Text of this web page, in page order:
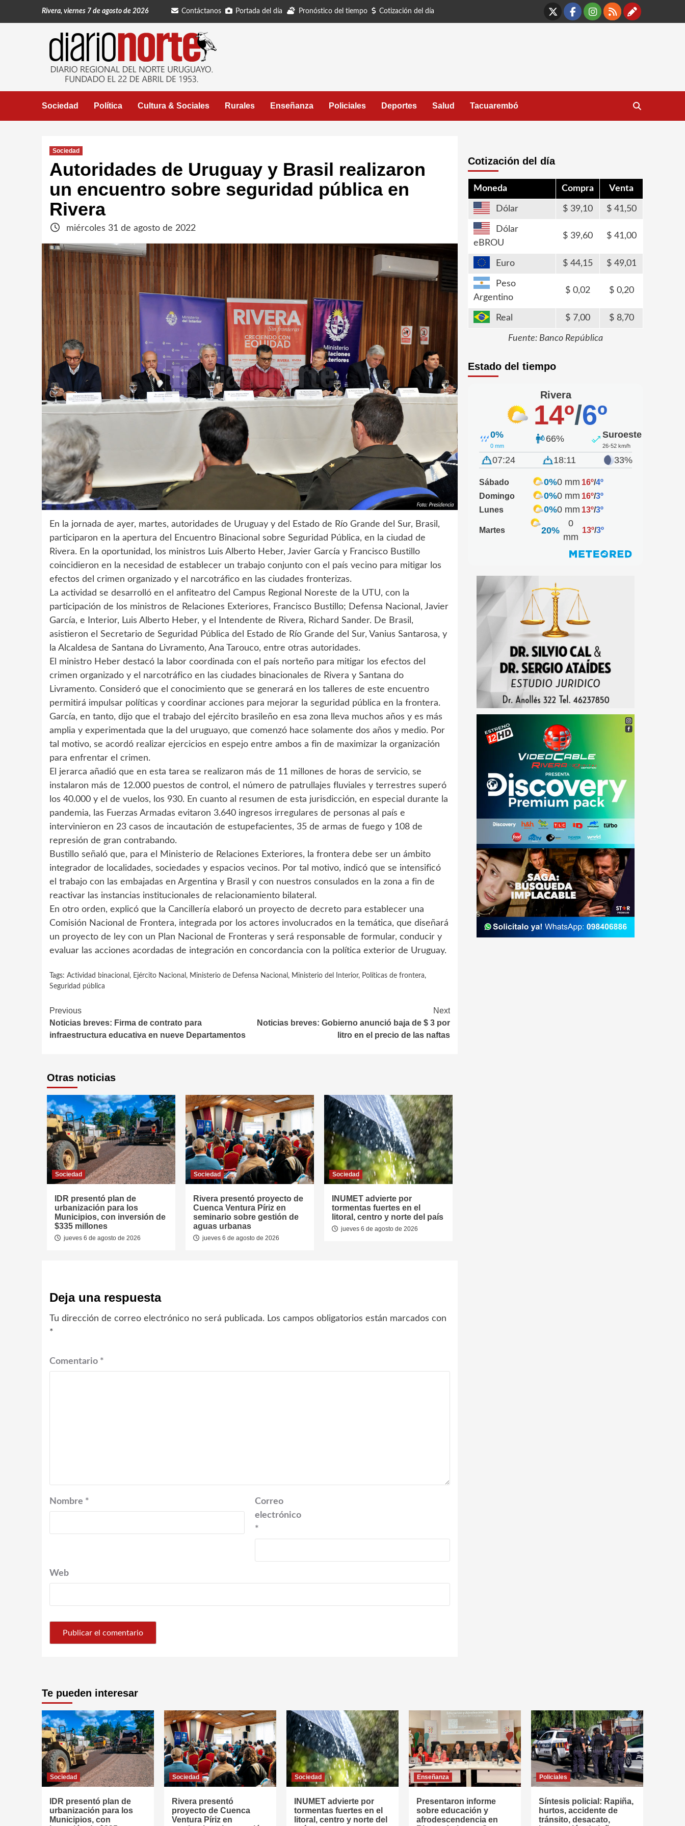
Rivera, viernes 7 de agosto de 2026 Contáctanos Portada del día Pronóstico del tiempo Cotización del día
X Facebook
Instagram
RSS
Sociedad Política Cultura & Sociales Rurales Enseñanza Policiales Deportes Salud Tacuarembó
Sociedad
Autoridades de Uruguay y Brasil realizaron
un encuentro sobre seguridad pública en
Rivera
miércoles 31 de agosto de 2022
En la jornada de ayer, martes, autoridades de Uruguay y del Estado de Río Grande del Sur, Brasil,
participaron en la apertura del Encuentro Binacional sobre Seguridad Pública, en la ciudad de
Rivera. En la oportunidad, los ministros Luis Alberto Heber, Javier García y Francisco Bustillo
coincidieron en la necesidad de establecer un trabajo conjunto con el país vecino para mitigar los
efectos del crimen organizado y el narcotráfico en las ciudades fronterizas.
La actividad se desarrolló en el anfiteatro del Campus Regional Noreste de la UTU, con la
participación de los ministros de Relaciones Exteriores, Francisco Bustillo; Defensa Nacional, Javier
García, e Interior, Luis Alberto Heber, y el Intendente de Rivera, Richard Sander. De Brasil,
asistieron el Secretario de Seguridad Pública del Estado de Río Grande del Sur, Vanius Santarosa, y
la Alcaldesa de Santana do Livramento, Ana Tarouco, entre otras autoridades.
El ministro Heber destacó la labor coordinada con el país norteño para mitigar los efectos del
crimen organizado y el narcotráfico en las ciudades binacionales de Rivera y Santana do
Livramento. Consideró que el conocimiento que se generará en los talleres de este encuentro
permitirá impulsar políticas y coordinar acciones para mejorar la seguridad pública en la frontera.
García, en tanto, dijo que el trabajo del ejército brasileño en esa zona lleva muchos años y es más
amplia y experimentada que la del uruguayo, que comenzó hace solamente dos años y medio. Por
tal motivo, se acordó realizar ejercicios en espejo entre ambos a fin de maximizar la organización
para enfrentar el crimen.
El jerarca añadió que en esta tarea se realizaron más de 11 millones de horas de servicio, se
instalaron más de 12.000 puestos de control, el número de patrullajes fluviales y terrestres superó
los 40.000 y el de vuelos, los 930. En cuanto al resumen de esta jurisdicción, en especial durante la
pandemia, las Fuerzas Armadas evitaron 3.640 ingresos irregulares de personas al país e
intervinieron en 23 casos de incautación de estupefacientes, 35 de armas de fuego y 108 de
represión de gran contrabando.
Bustillo señaló que, para el Ministerio de Relaciones Exteriores, la frontera debe ser un ámbito
integrador de localidades, sociedades y espacios vecinos. Por tal motivo, indicó que se intensificó
el trabajo con las embajadas en Argentina y Brasil y con nuestros consulados en la zona a fin de
reactivar las instancias institucionales de relacionamiento bilateral.
En otro orden, explicó que la Cancillería elaboró un proyecto de decreto para establecer una
Comisión Nacional de Frontera, integrada por los actores involucrados en la temática, que diseñará
un proyecto de ley con un Plan Nacional de Fronteras y será responsable de formular, conducir y
evaluar las acciones acordadas de integración en concordancia con la política exterior de Uruguay.
Tags: Actividad binacional , Ejército Nacional , Ministerio de Defensa Nacional , Ministerio del Interior, Políticas de frontera,
Seguridad pública
Continue
Reading
Previous
Noticias breves: Firma de contrato para
infraestructura educativa en nueve Departamentos
Next
Noticias breves: Gobierno anunció baja de $ 3 por
litro en el precio de las naftas
Otras noticias
Sociedad
IDR presentó plan de
urbanización para los
Municipios, con inversión de
$335 millones
jueves 6 de agosto de 2026
Sociedad
Rivera presentó proyecto de
Cuenca Ventura Píriz en
seminario sobre gestión de
aguas urbanas
jueves 6 de agosto de 2026
Sociedad
INUMET advierte por
tormentas fuertes en el
litoral, centro y norte del país
jueves 6 de agosto de 2026
Deja una respuesta
Tu dirección de correo electrónico no será publicada. Los campos obligatorios están marcados con
*
Comentario *
Nombre *
Correo
electrónico
*
Web
Cotización del día
Moneda Compra Venta
Dólar 39,10 41,50
Dólar
eBROU
39,60 41,00
Euro 44,15 49,01
Peso
Argentino
0,02 0,20
Real 7,00 8,70
Fuente: Banco República
Estado del tiempo
Rivera
14º/6º
0%
0 mm
66% Suroeste
26-52 km/h
07:24 18:11 33%
Sábado 0%0 mm 16º/4º
Domingo
0%0 mm 16º/3º
Lunes
0%0 mm 13º/3º
Martes 20%
0
mm
13º/3º
Te pueden interesar
Sociedad
IDR presentó plan de
urbanización para los
Municipios, con
Sociedad
Rivera presentó
proyecto de Cuenca
Ventura Píriz en
Sociedad
INUMET advierte por
tormentas fuertes en el
litoral, centro y norte del
Enseñanza
Presentaron informe
sobre educación y
afrodescendencia en
Policiales
Síntesis policial: Rapiña,
hurtos, accidente de
tránsito, desacato,